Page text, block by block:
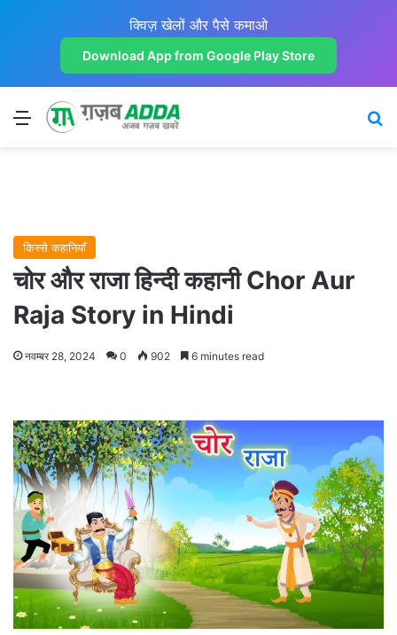
क्विज़ खेलों और पैसे कमाओ
Download App from Google Play Store
Menu
किस्से कहानियाँ
चोर और राजा हिन्दी कहानी Chor Aur
Raja Story in Hindi
नवम्बर 28, 2024 0 902 6 minutes read